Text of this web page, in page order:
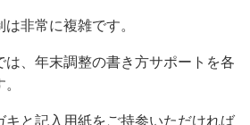
非常に複雑です。
は、年末調整の書き方サポートを各
キと記入用紙をご持参いただければ